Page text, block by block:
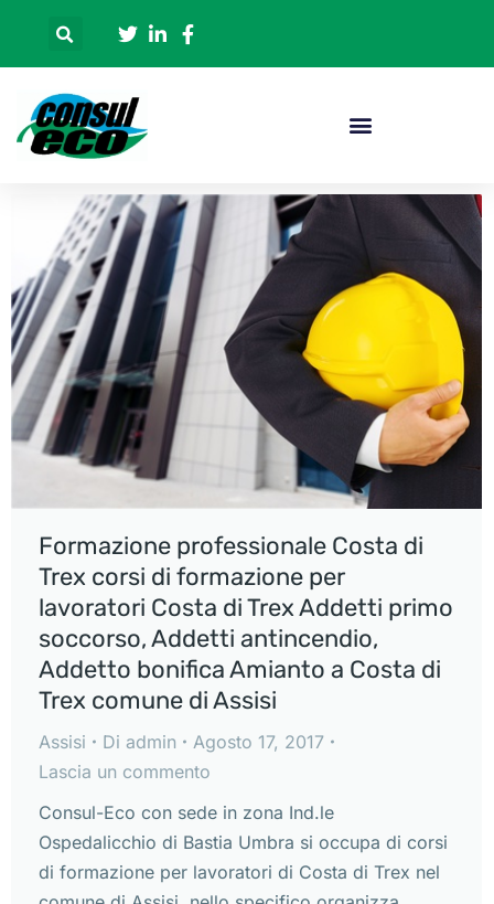
Formazione professionale Costa di
Trex corsi di formazione per
lavoratori Costa di Trex Addetti primo
soccorso, Addetti antincendio,
Addetto bonifica Amianto a Costa di
Trex comune di Assisi
Assisi Di admin
Agosto 17, 2017
Lascia un commento
Consul-Eco con sede in zona Ind.le
Ospedalicchio di Bastia Umbra si occupa di corsi
di formazione per lavoratori di Costa di Trex nel